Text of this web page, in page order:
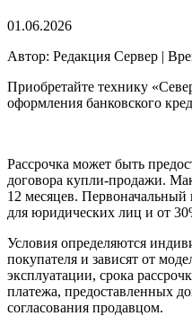
01.06.2026
Автор: Редакция Сервер |
Приобретайте технику
оформления банковского
Рассрочка может быть
договора купли-продажи.
12 месяцев. Первоначальный
для юридических лиц и от
Условия определяются
покупателя и зависят от
эксплуатации, срока
платежа, предоставленных
согласования продавцом.